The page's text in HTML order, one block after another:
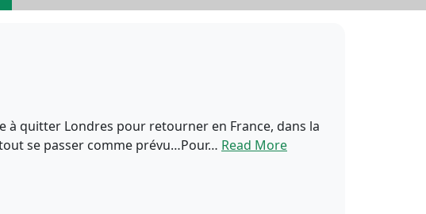
à quitter Londres pour retourner en France, dans la
se passer comme prévu…Pour… Read More